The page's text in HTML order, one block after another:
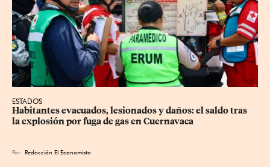
ESTADOS
Habitantes evacuados, lesionados y daños: el saldo tras
la explosión por fuga de gas en Cuernavaca
Por Redacción El Economista